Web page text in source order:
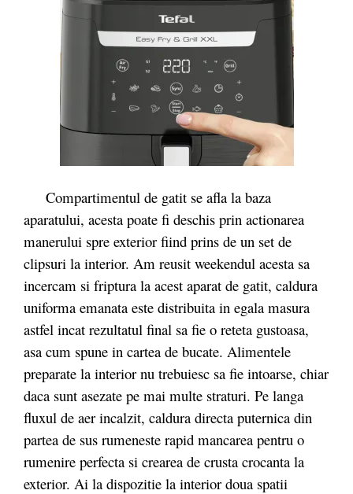
Compartimentul de gatit se afla la baza
aparatului, acesta poate fi deschis prin actionarea
manerului spre exterior fiind prins de un set de
clipsuri la interior. Am reusit weekendul acesta sa
incercam si friptura la acest aparat de gatit, caldura
uniforma emanata este distribuita in egala masura
astfel incat rezultatul final sa fie o reteta gustoasa,
asa cum spune in cartea de bucate. Alimentele
preparate la interior nu trebuiesc sa fie intoarse, chiar
daca sunt asezate pe mai multe straturi. Pe langa
fluxul de aer incalzit, caldura directa puternica din
partea de sus rumeneste rapid mancarea pentru o
rumenire perfecta si crearea de crusta crocanta la
exterior. Ai la dispozitie la interior doua spatii